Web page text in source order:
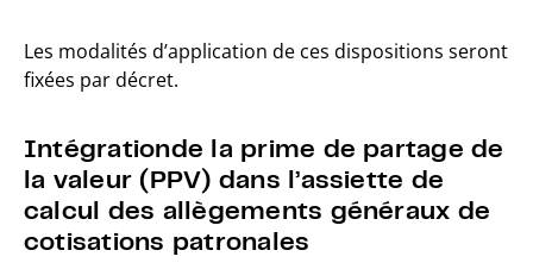
Les modalités d’application de ces dispositions seront
fixées par décret.
Intégrationde la prime de partage de
la valeur (PPV) dans l’assiette de
calcul des allègements généraux de
cotisations patronales